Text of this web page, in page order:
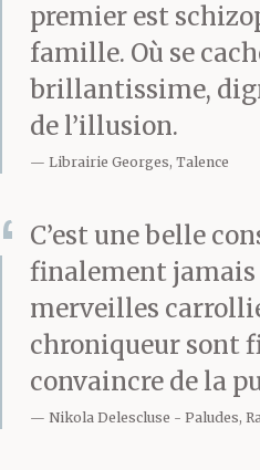
premier est
famille. Où se
brillantissime,
de l’illusion.
Librairie Georges, Talence
C’est une belle
finalement jamais
merveilles
chroniqueur sont
convaincre de la
Nikola Delescluse Paludes,